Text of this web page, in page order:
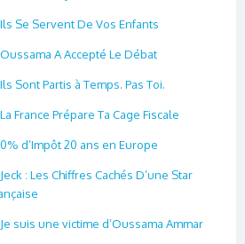
Ils Se Servent De Vos Enfants
Oussama A Accepté Le Débat
Ils Sont Partis à Temps. Pas Toi.
La France Prépare Ta Cage Fiscale
0% d’Impôt 20 ans en Europe
Jeck : Les Chiffres Cachés D’une Star
Je suis une victime d’Oussama Ammar